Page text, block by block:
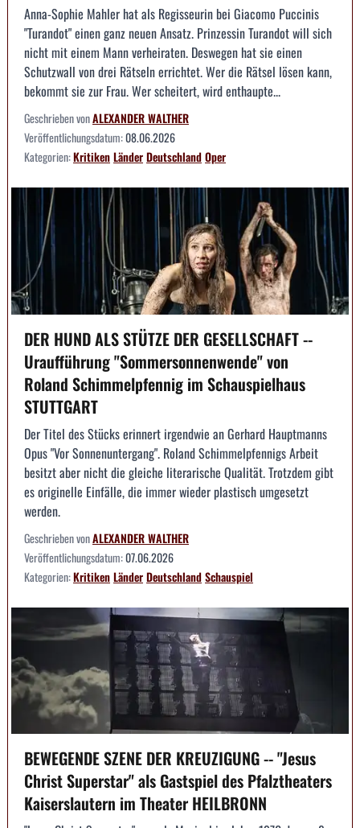
Anna-Sophie Mahler hat als Regisseurin bei Giacomo Puccinis
"Turandot" einen ganz neuen Ansatz. Prinzessin Turandot will sich
nicht mit einem Mann verheiraten. Deswegen hat sie einen
Schutzwall von drei Rätseln errichtet. Wer die Rätsel lösen kann,
bekommt sie zur Frau. Wer scheitert, wird enthaupte...
Geschrieben vonALEXANDER WALTHER
Veröffentlichungsdatum:08.06.2026
Kategorien:KritikenLänderDeutschlandOper
DER HUND ALS STÜTZE DER GESELLSCHAFT --
Uraufführung "Sommersonnenwende" von
Roland Schimmelpfennig im Schauspielhaus
STUTTGART
Der Titel des Stücks erinnert irgendwie an Gerhard Hauptmanns
Opus "Vor Sonnenuntergang". Roland Schimmelpfennigs Arbeit
besitzt aber nicht die gleiche literarische Qualität. Trotzdem gibt
es originelle Einfälle, die immer wieder plastisch umgesetzt
werden.
Geschrieben vonALEXANDER WALTHER
Veröffentlichungsdatum:07.06.2026
Kategorien:KritikenLänderDeutschlandSchauspiel
BEWEGENDE SZENE DER KREUZIGUNG -- "Jesus
Christ Superstar" als Gastspiel des Pfalztheaters
Kaiserslautern im Theater HEILBRONN